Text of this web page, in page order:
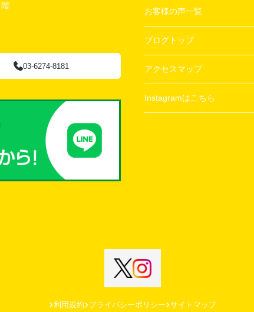
03-6274-8181
お客様の声一覧
ブログトップ
アクセスマップ
Instagramはこちら
利用規約 プライバシーポリシー サイトマップ